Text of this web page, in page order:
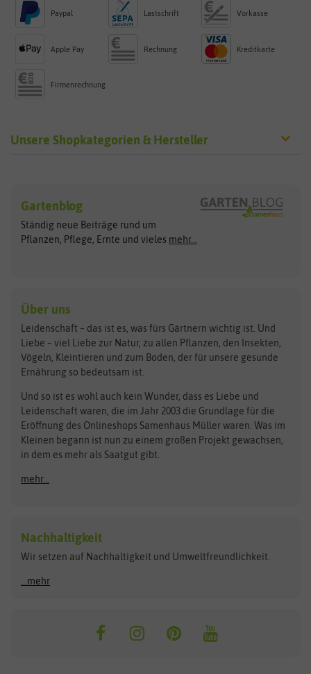
Paypal Lastschrift Vorkasse
Apple Pay Rechnung Kreditkarte
Firmenrechnung
Unsere Shopkategorien & Hersteller
Exotische Samen
Gemüsesamen
Gründünger
Kräutersamen
Obstsamen
Pilzbrut
Rasensamen
Steckzwiebeln
Zimmer & Kübelpflanzen
Kataloge
Schnäppchen
Anzucht & Gartenzubehör
Anzuchtschalen
Heizmatte & Heizkabel
Kokos-Quelltabletten
Zimmergewächshaus
Arche Noah
ASB Greenworld
Benary
Bingenheimer Saatgut
Bionana
BIOWOL
Blumicorn
Bûten Birds
Carl Pabst
Clever Pots
COMPO
Dürr-Samen
Feldsaaten Freudenberger
Fertil
Flora Elite
Florissa
Flortis
Franchi Sementi
Hortitops
JUB Holland
Gartenblog
Ständig neue Beiträge rund um
Pflanzen, Pflege, Ernte und vieles mehr...
Über uns
Leidenschaft – das ist es, was fürs Gärtnern wichtig ist. Und
Liebe – viel Liebe zur Natur, zu allen Pflanzen, den Insekten,
Vögeln, Kleintieren und zum Boden, der für unsere gesunde
Ernährung so bedeutsam ist.
Und so ist es wohl auch kein Wunder, dass es Liebe und
Leidenschaft waren, die im Jahr 2003 die Grundlage für die
Eröffnung des Onlineshops Samenhaus Müller waren. Was im
Kleinen begann ist nun zu einem großen Projekt gewachsen,
in dem es mehr als Saatgut gibt.
mehr...
Nachhaltigkeit
Wir setzen auf Nachhaltigkeit und Umweltfreundlichkeit.
...mehr